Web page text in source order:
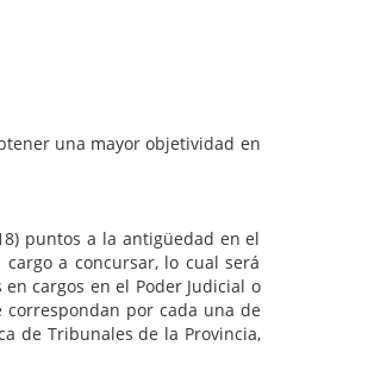
una mayor objetividad en
puntos a la antigüedad en el
a concursar, lo cual será
cargos en el Poder Judicial o
por cada una de
de Tribunales de la Provincia,